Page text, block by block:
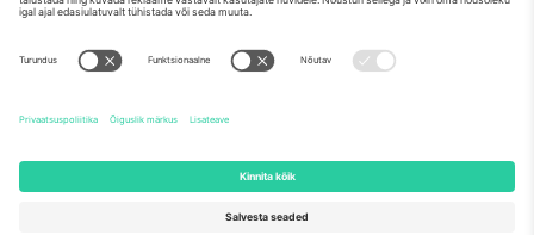
Av Chapultepec 360, Roma
Norte, Cuauhtémoc, 06700
Ciudad de México, CDMX,
sündmusest ja/või domeenist. Detailide jaoks vaata konkreetse
sündmuse lehte, impressumit ja tingimusi.,
2026 Ticombo. Kõik õigused kaitstud.